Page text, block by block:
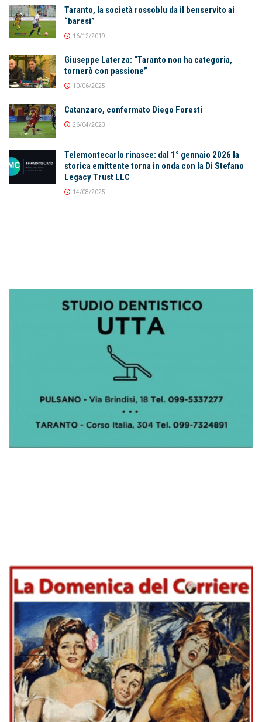
Taranto, la società rossoblu da il benservito ai
“baresi”
16/12/2019
Giuseppe Laterza: “Taranto non ha categoria,
tornerò con passione”
10/06/2025
Catanzaro, confermato Diego Foresti
26/04/2023
Telemontecarlo rinasce: dal 1° gennaio 2026 la
storica emittente torna in onda con la Di Stefano
Legacy Trust LLC
14/08/2025